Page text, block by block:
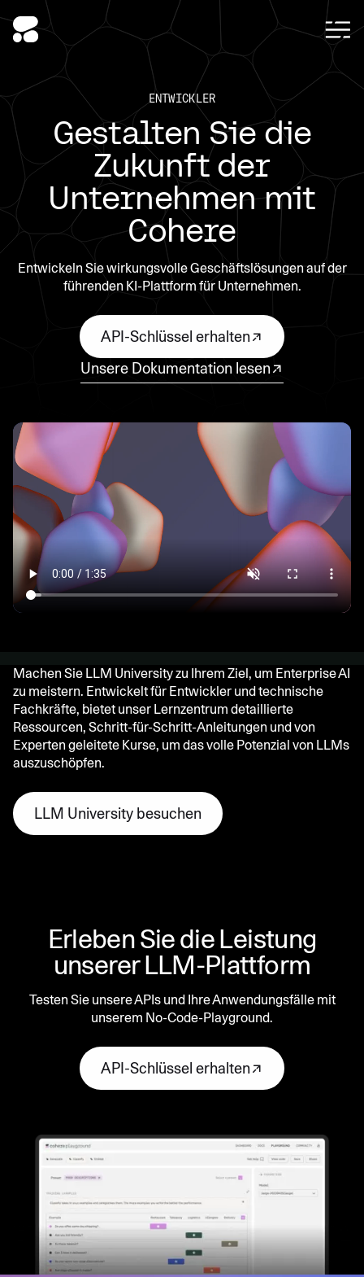
ENTWICKLER
Gestalten Sie die
Zukunft der
Unternehmen mit
Cohere
Entwickeln Sie wirkungsvolle Geschäftslösungen auf der
führenden KI-Plattform für Unternehmen.
API-Schlüssel erhalten
Unsere Dokumentation lesen
Machen Sie LLM University zu Ihrem Ziel, um Enterprise AI
zu meistern. Entwickelt für Entwickler und technische
Fachkräfte, bietet unser Lernzentrum detaillierte
Ressourcen, Schritt-für-Schritt-Anleitungen und von
Experten geleitete Kurse, um das volle Potenzial von LLMs
auszuschöpfen.
LLM University besuchen
Erleben Sie die Leistung
unserer LLM-Plattform
Testen Sie unsere APIs und Ihre Anwendungsfälle mit
unserem No-Code-Playground.
API-Schlüssel erhalten